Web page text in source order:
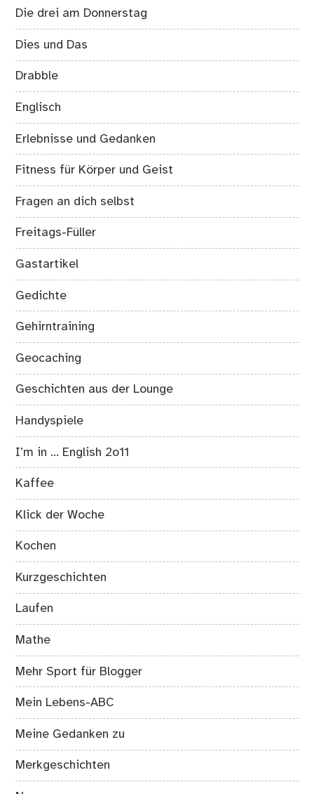
Die drei am Donnerstag
Dies und Das
Drabble
Englisch
Erlebnisse und Gedanken
Fitness für Körper und Geist
Fragen an dich selbst
Freitags-Füller
Gastartikel
Gedichte
Gehirntraining
Geocaching
Geschichten aus der Lounge
Handyspiele
I’m in … English 2o11
Kaffee
Klick der Woche
Kochen
Kurzgeschichten
Laufen
Mathe
Mehr Sport für Blogger
Mein Lebens-ABC
Meine Gedanken zu
Merkgeschichten